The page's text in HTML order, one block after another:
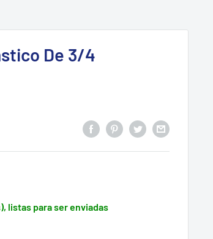
De 3/4
listas para ser enviadas